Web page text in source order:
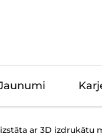
ar 3D izdrukātu